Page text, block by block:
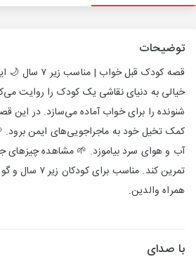
توضیحات
قصه کودک قبل
خیالی به دنیای نقاشی یک کودک را روایت
شنونده را برای خواب آماده می‌سازد. در این
کمک تخیل خود به ماجراجویی‌های ایمن برود.
آب و هوای سرد بیاموزد. 🌱 مشاهده چیزهای
تمرین کند. مناسب
همراه والدین.
با صدای